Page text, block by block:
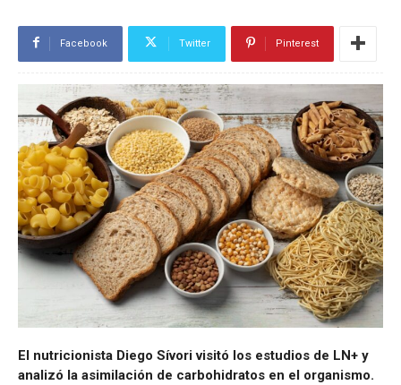
Facebook Twitter Pinterest
El nutricionista Diego Sívori visitó los estudios de LN+ y
analizó la asimilación de carbohidratos en el organismo.